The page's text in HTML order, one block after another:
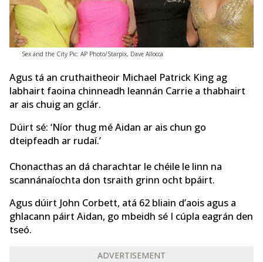
Sex and the City Pic: AP Photo/Starpix, Dave Allocca
Agus tá an cruthaitheoir Michael Patrick King ag
labhairt faoina chinneadh leannán Carrie a thabhairt
ar ais chuig an gclár.
Dúirt sé: ‘Níor thug mé Aidan ar ais chun go
dteipfeadh ar rudaí.’
Chonacthas an dá charachtar le chéile le linn na
scannánaíochta don tsraith grinn ocht bpáirt.
Agus dúirt John Corbett, atá 62 bliain d’aois agus a
ghlacann páirt Aidan, go mbeidh sé I cúpla eagrán den
tseó.
ADVERTISEMENT